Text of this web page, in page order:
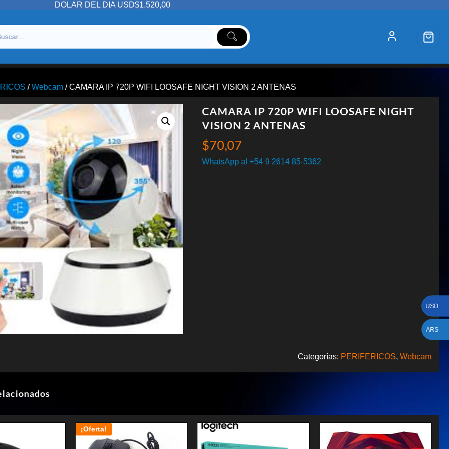
DOLAR DEL DIA USD$1.520,00
/Webcam / CAMARA IP 720P WIFI LOOSAFE NIGHT VISION 2 ANTENAS
CAMARA IP 720P WIFI LOOSAFE NIGHT
VISION 2 ANTENAS
$70,07
WhatsApp al +54 9 2614 85-5362
Categorías: PERIFERICOS, Webcam
¡Oferta!
USD
ARS